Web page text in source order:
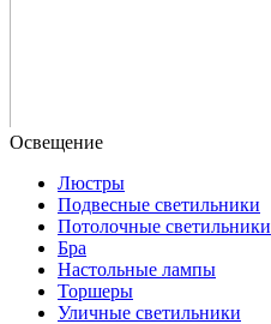
Люстры
Подвесные светильники
Потолочные светильники
Бра
Настольные лампы
Торшеры
Уличные светильники